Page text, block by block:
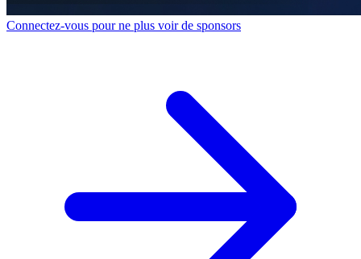
Connectez-vous pour ne plus voir de sponsors